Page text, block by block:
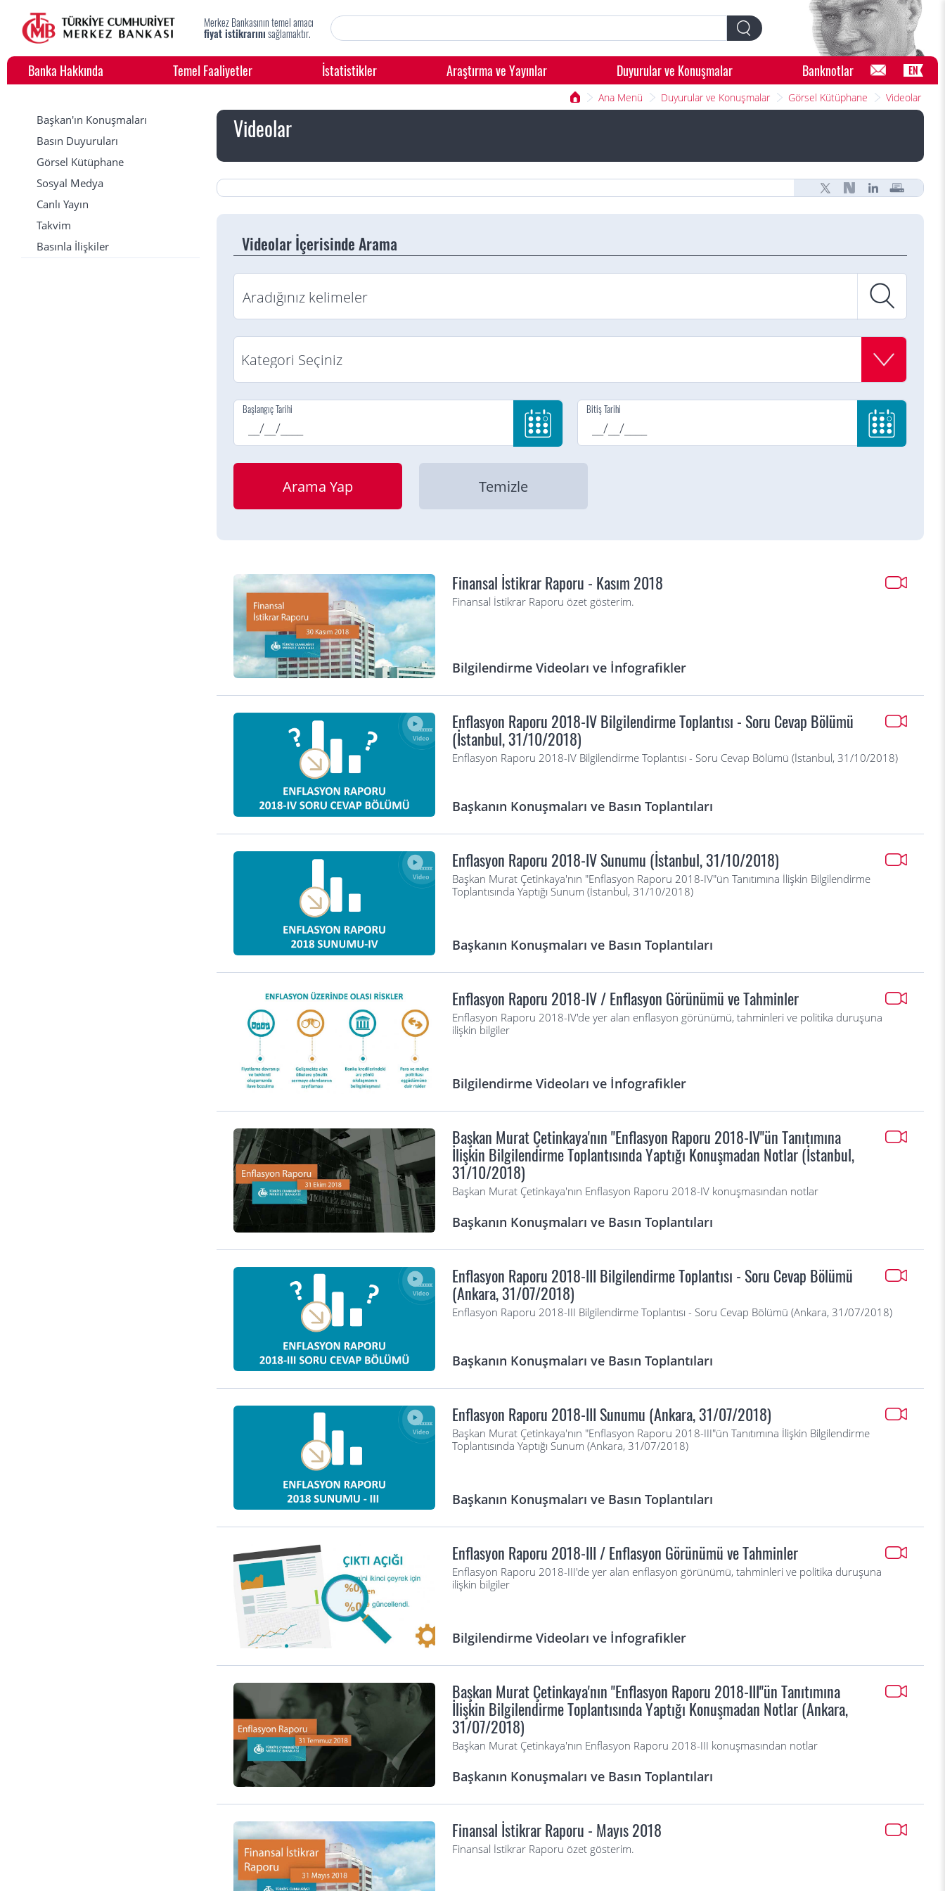
Merkez Bankasının temel amacı
fiyat istikrarınısağlamaktır.
Banka Hakkında Temel Faaliyetler İstatistikler Araştırma ve Yayınlar Duyurular ve Konuşmalar Banknotlar EN
Ana Menü Duyurular ve Konuşmalar Görsel Kütüphane Videolar
Başkan'ın Konuşmaları
Basın Duyuruları
Görsel Kütüphane
Sosyal Medya
Canlı Yayın
Takvim
Basınla İlişkiler
Videolar
Videolar İçerisinde Arama
Başlangıç Tarihi Bitiş Tarihi
Finansal İstikrar Raporu - Kasım 2018
Finansal İstikrar Raporu özet gösterim.
Bilgilendirme Videoları ve İnfografikler
Enflasyon Raporu 2018-IV Bilgilendirme Toplantısı - Soru Cevap Bölümü
(İstanbul, 31/10/2018)
Enflasyon Raporu 2018-IV Bilgilendirme Toplantısı - Soru Cevap Bölümü (İstanbul, 31/10/2018)
Başkanın Konuşmaları ve Basın Toplantıları
Enflasyon Raporu 2018-IV Sunumu (İstanbul, 31/10/2018)
Başkan Murat Çetinkaya'nın "Enflasyon Raporu 2018-IV"ün Tanıtımına İlişkin Bilgilendirme
Toplantısında Yaptığı Sunum (İstanbul, 31/10/2018)
Başkanın Konuşmaları ve Basın Toplantıları
Enflasyon Raporu 2018-IV / Enflasyon Görünümü ve Tahminler
Enflasyon Raporu 2018-IV'de yer alan enflasyon görünümü, tahminleri ve politika duruşuna
ilişkin bilgiler
Bilgilendirme Videoları ve İnfografikler
Başkan Murat Çetinkaya'nın "Enflasyon Raporu 2018-IV"ün Tanıtımına
İlişkin Bilgilendirme Toplantısında Yaptığı Konuşmadan Notlar (İstanbul,
31/10/2018)
Başkan Murat Çetinkaya'nın Enflasyon Raporu 2018-IV konuşmasından notlar
Başkanın Konuşmaları ve Basın Toplantıları
Enflasyon Raporu 2018-III Bilgilendirme Toplantısı - Soru Cevap Bölümü
(Ankara, 31/07/2018)
Enflasyon Raporu 2018-III Bilgilendirme Toplantısı - Soru Cevap Bölümü (Ankara, 31/07/2018)
Başkanın Konuşmaları ve Basın Toplantıları
Enflasyon Raporu 2018-III Sunumu (Ankara, 31/07/2018)
Başkan Murat Çetinkaya'nın "Enflasyon Raporu 2018-III"ün Tanıtımına İlişkin Bilgilendirme
Toplantısında Yaptığı Sunum (Ankara, 31/07/2018)
Başkanın Konuşmaları ve Basın Toplantıları
Enflasyon Raporu 2018-III / Enflasyon Görünümü ve Tahminler
Enflasyon Raporu 2018-III'de yer alan enflasyon görünümü, tahminleri ve politika duruşuna
ilişkin bilgiler
Bilgilendirme Videoları ve İnfografikler
Başkan Murat Çetinkaya'nın "Enflasyon Raporu 2018-III"ün Tanıtımına
İlişkin Bilgilendirme Toplantısında Yaptığı Konuşmadan Notlar (Ankara,
31/07/2018)
Başkan Murat Çetinkaya'nın Enflasyon Raporu 2018-III konuşmasından notlar
Başkanın Konuşmaları ve Basın Toplantıları
Finansal İstikrar Raporu - Mayıs 2018
Finansal İstikrar Raporu özet gösterim.